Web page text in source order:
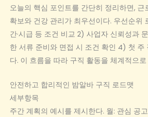
오늘의 핵심 포인트를 간단히 정리하면, 근
확보와 건강 관리가 최우선이다. 우선순위
간·시급 등 조건 비교 2) 사업자 신뢰성과
한 서류 준비와 면접 시 조건 확인 4) 첫 주
다. 이 흐름을 따라 구직 활동을 체계적으
안전하고 합리적인 밤알바 구직 로드맷
세부항목
주간 계획의 예시를 제시한다. 월: 관심 공